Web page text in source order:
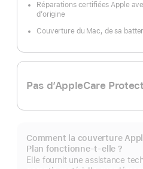
Réparations certifiées Apple
d’origine
Couverture du Mac, de sa
Pas d’AppleCare
Comment la couverture
Plan fonctionne-t-elle ?
Elle fournit une assistance